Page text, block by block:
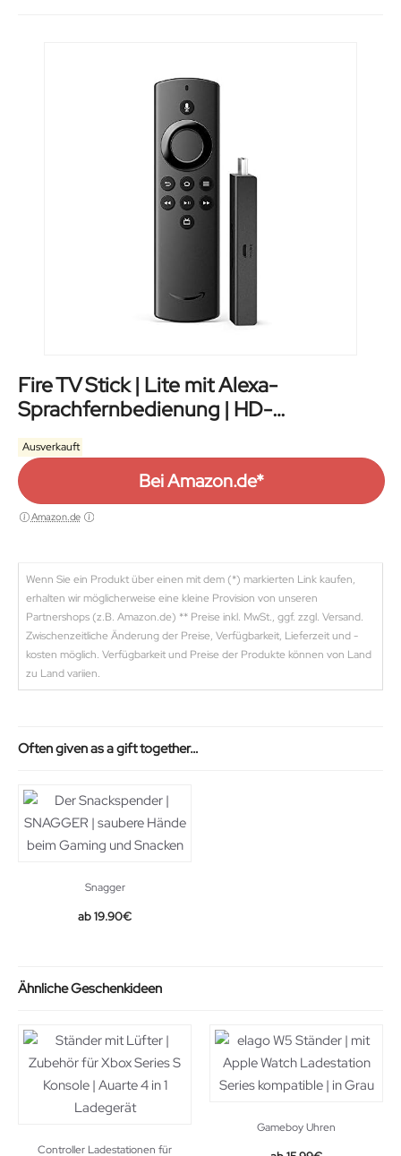
Fire TV Stick | Lite mit Alexa-
Sprachfernbedienung | HD-
Streaminggerät
Ausverkauft
Bei Amazon.de*
Amazon.de
Wenn Sie ein Produkt über einen mit dem (*) markierten Link kaufen,
erhalten wir möglicherweise eine kleine Provision von unseren
Partnershops (z.B. Amazon.de) ** Preise inkl. MwSt., ggf. zzgl. Versand.
Zwischenzeitliche Änderung der Preise, Verfügbarkeit, Lieferzeit und -
kosten möglich. Verfügbarkeit und Preise der Produkte können von Land
zu Land variien.
Often given as a gift together…
Snagger
19.90€
Ähnliche Geschenkideen
Controller Ladestationen für
Gameboy Uhren